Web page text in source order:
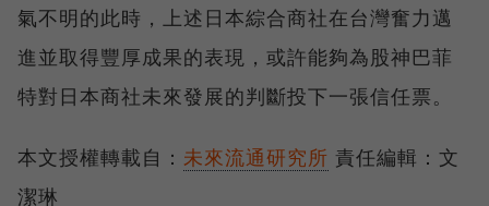
氣不明的此時，上述日本綜合商社在台灣奮力邁
進並取得豐厚成果的表現，或許能夠為股神巴菲
特對日本商社未來發展的判斷投下一張信任票。
本文授權轉載自： 未來流通研究所 責任編輯：文
潔琳